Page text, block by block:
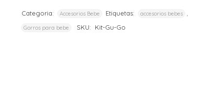
Categoria: Accesorios Bebe Etiquetas: accesorios bebes
Gorros para bebe SKU: Kit-Gu-Go